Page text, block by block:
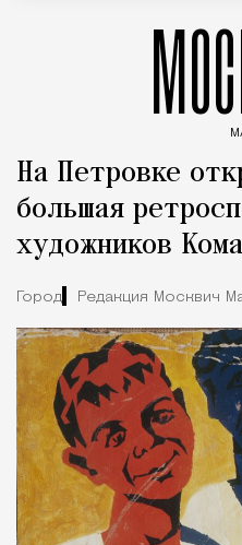
На Петровке
большая
художников
Город Редакция Москвич